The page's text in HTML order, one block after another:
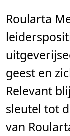
t
,
m
n
.
Roularta
geest en
Relevant
sleutel tot
van